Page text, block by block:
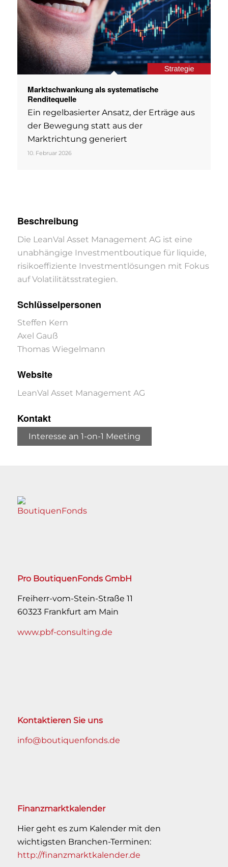
Marktschwankung als systematische
Renditequelle
Ein regelbasierter Ansatz, der Erträge aus
der Bewegung statt aus der
Marktrichtung generiert
10. Februar 2026
Beschreibung
Die LeanVal Asset Management AG ist eine
unabhängige Investmentboutique für liquide,
risikoeffiziente Investmentlösungen mit Fokus
auf Volatilitätsstrategien.
Schlüsselpersonen
Steffen Kern
Axel Gauß
Thomas Wiegelmann
Website
LeanVal Asset Management AG
Kontakt
Interesse an 1-on-1 Meeting
Pro BoutiquenFonds GmbH
Freiherr-vom-Stein-Straße 11
60323 Frankfurt am Main
www.pbf-consulting.de
Kontaktieren Sie uns
info@boutiquenfonds.de
Finanzmarktkalender
Hier geht es zum Kalender mit den
wichtigsten Branchen-Terminen:
http://finanzmarktkalender.de